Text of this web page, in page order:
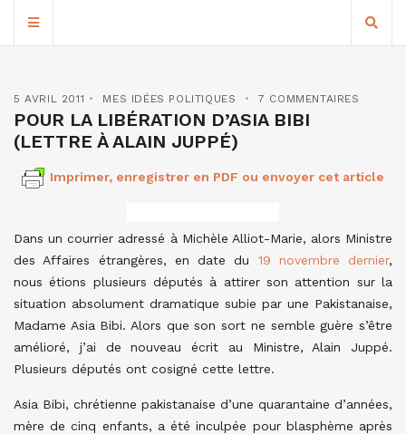
5 AVRIL 2011 MES IDÉES POLITIQUES 7 COMMENTAIRES
POUR LA LIBÉRATION D’ASIA BIBI
(LETTRE À ALAIN JUPPÉ)
Imprimer, enregistrer en PDF ou envoyer cet article
Dans un courrier adressé à Michèle Alliot-Marie, alors Ministre
des Affaires étrangères, en date du 19 novembre dernier,
nous étions plusieurs députés à attirer son attention sur la
situation absolument dramatique subie par une Pakistanaise,
Madame Asia Bibi. Alors que son sort ne semble guère s’être
amélioré, j’ai de nouveau écrit au Ministre, Alain Juppé.
Plusieurs députés ont cosigné cette lettre.
Asia Bibi, chrétienne pakistanaise d’une quarantaine d’années,
mère de cinq enfants, a été inculpée pour blasphème après